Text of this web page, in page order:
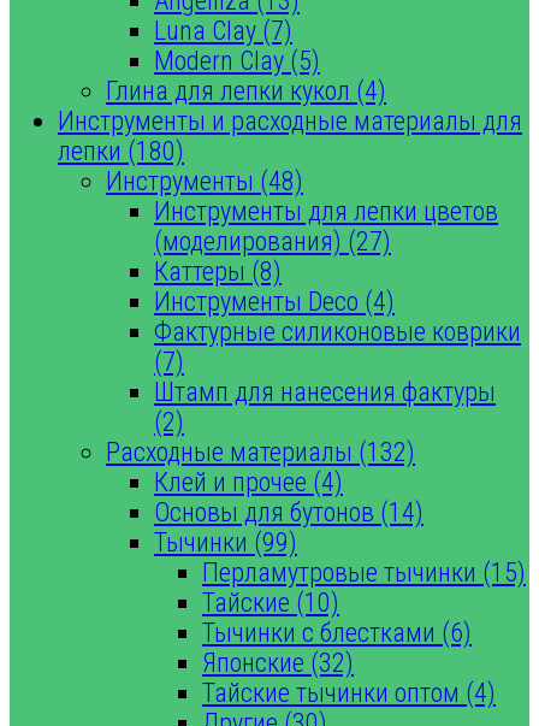
Luna Clay (7)
Modern Clay (5)
Глина для лепки кукол (4)
Инструменты и расходные материалы для
лепки (180)
Инструменты (48)
Инструменты для лепки цветов
(моделирования) (27)
Каттеры (8)
Инструменты Deco (4)
Фактурные силиконовые коврики
(7)
Штамп для нанесения фактуры
(2)
Расходные материалы (132)
Клей и прочее (4)
Основы для бутонов (14)
Тычинки (99)
Перламутровые тычинки (15)
Тайские (10)
Тычинки с блестками (6)
Японские (32)
Тайские тычинки оптом (4)